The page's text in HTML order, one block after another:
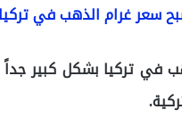
غرام الذهب في تركيا من عيار
في تركيا بشكل كبير جداً